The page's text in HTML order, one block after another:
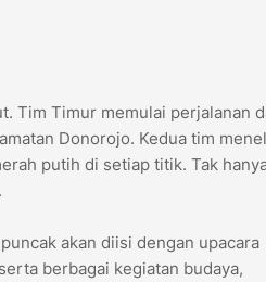
Tim Timur memulai perjalanan
Donorojo. Kedua tim
putih di setiap titik. Tak
akan diisi dengan upacara
berbagai kegiatan budaya,